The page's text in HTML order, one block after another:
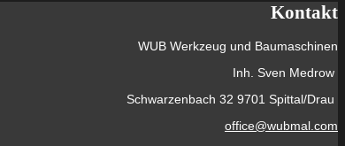
Kontakt
WUB Werkzeug und Baumaschinen
Inh. Sven Medrow
Schwarzenbach 32 9701 Spittal/Drau
office@wubmal.com